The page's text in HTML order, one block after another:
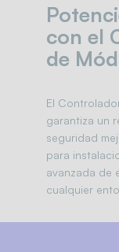
con el
de
El
garantiza un
seguridad
para
avanzada de
cualquier